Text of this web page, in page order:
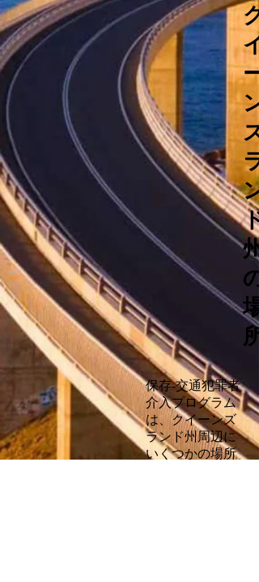
ク
イ
ー
ン
ズ
ラ
ン
ド
州
の
場
所
保存-交通犯罪者
介入プログラム
は、クイーンズ
ランド州周辺に
いくつかの場所